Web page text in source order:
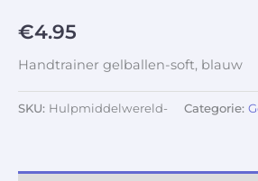
€4.95
Handtrainer gelballen-soft, blauw
SKU: Hulpmiddelwereld- Categorie: